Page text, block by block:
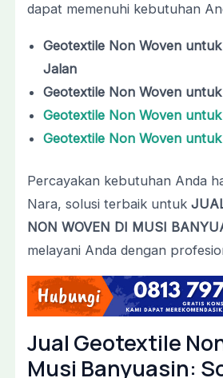
dapat memenuhi kebutuhan
Geotextile Non Woven
Jalan
Geotextile Non Woven
Geotextile Non Woven
Geotextile Non Woven
Percayakan kebutuhan Anda
Nara, solusi terbaik untuk
NON WOVEN DI MUSI
melayani Anda dengan
Jual Geotextile
Musi Banyuasin: